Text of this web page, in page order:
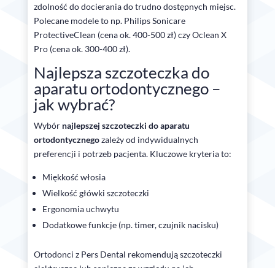
zdolność do docierania do trudno dostępnych miejsc.
Polecane modele to np. Philips Sonicare
ProtectiveClean (cena ok. 400-500 zł) czy Oclean X
Pro (cena ok. 300-400 zł).
Najlepsza szczoteczka do
aparatu ortodontycznego –
jak wybrać?
Wybór najlepszej szczoteczki do aparatu
ortodontycznegozależy od indywidualnych
preferencji i potrzeb pacjenta. Kluczowe kryteria to:
Miękkość włosia
Wielkość główki szczoteczki
Ergonomia uchwytu
Dodatkowe funkcje (np. timer, czujnik nacisku)
Ortodonci z Pers Dental rekomendują szczoteczki